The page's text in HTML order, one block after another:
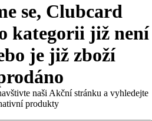
se, Clubcard
kategorii již není
je již zboží
naši Akční stránku a vyhledejte
produkty